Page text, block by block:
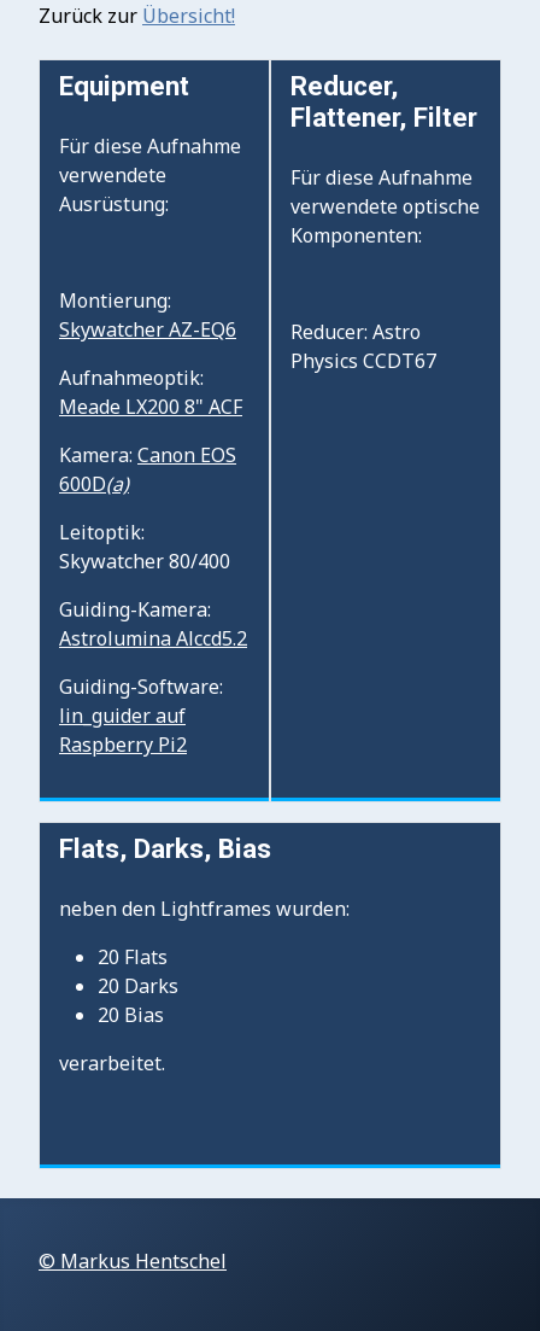
Zurück zur Übersicht!
Equipment
Für diese Aufnahme
verwendete
Ausrüstung:
Montierung:
Skywatcher AZ-EQ6
Aufnahmeoptik:
Meade LX200 8" ACF
Kamera: Canon EOS
600D(a)
Leitoptik:
Skywatcher 80/400
Guiding-Kamera:
Astrolumina Alccd5.2
Guiding-Software:
lin_guider auf
Raspberry Pi2
Reducer,
Flattener, Filter
Für diese Aufnahme
verwendete optische
Komponenten:
Reducer: Astro
Physics CCDT67
Flats, Darks, Bias
neben den Lightframes wurden:
20 Flats
20 Darks
20 Bias
verarbeitet.
© Markus Hentschel